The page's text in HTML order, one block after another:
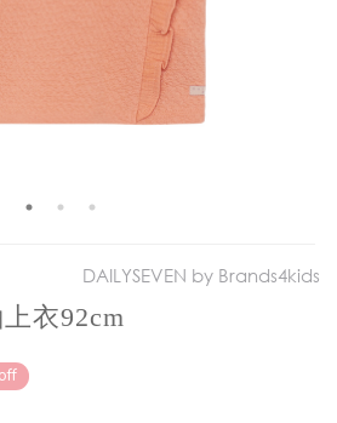
DAILYSEVEN by Brands4kids
衣92cm